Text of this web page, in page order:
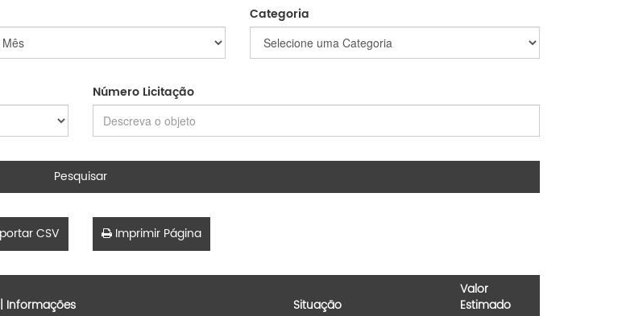
Categoria
Número Licitação
Pesquisar
CSV Imprimir Página
Informações Situação
Valor
Estimado